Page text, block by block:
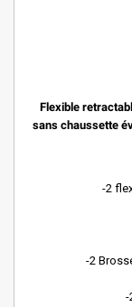
Flexible
sans chaussette
-2
-2
-